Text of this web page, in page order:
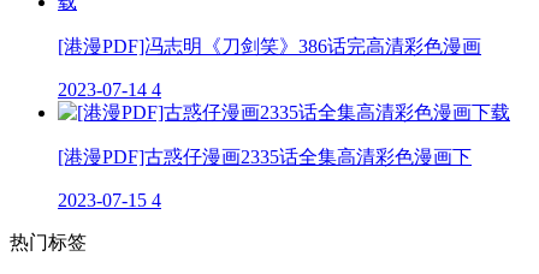
[港漫PDF]冯志明《刀剑笑》386话完高清彩色漫画
2023-07-14 4
[港漫PDF]古惑仔漫画2335话全集高清彩色漫画下
2023-07-15 4
热门标签